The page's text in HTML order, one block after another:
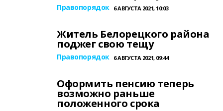
Правопорядок 6 АВГУСТА 2021, 10:03
Житель Белорецкого района
поджег свою тещу
Правопорядок 6 АВГУСТА 2021, 09:44
Оформить пенсию теперь
возможно раньше
положенного срока